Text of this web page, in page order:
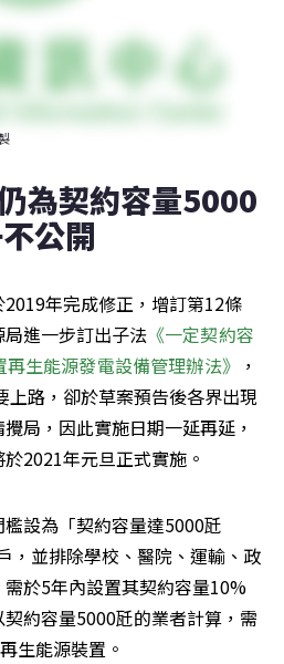
為契約容量5000
公開
2019年完成修正，增訂第12條
局進一步訂出子法 《一定契約容
生能源發電設備管理辦法》 ，
上路，卻於草案預告後各界出現
局，因此實施日期一延再延，
2021年元旦正式實施。
設為「契約容量達5000瓩
，並排除學校、醫院、運輸、政
於5年內設置其契約容量10%
約容量5000瓩的業者計算，需
生能源裝置。